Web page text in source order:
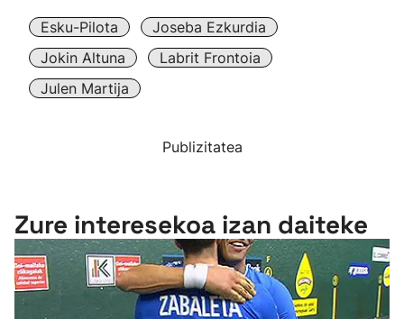
Esku-Pilota
Joseba Ezkurdia
Jokin Altuna
Labrit Frontoia
Julen Martija
Publizitatea
Zure interesekoa izan daiteke